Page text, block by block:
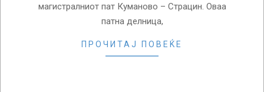
магистралниот пат Куманово – Страцин. Оваа
патна делница,
ПРОЧИТАЈ ПОВЕЌЕ